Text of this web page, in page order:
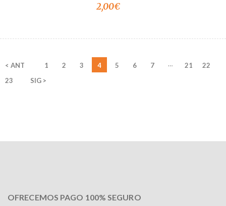
2,00€
< ANT 1 2 3 4 5 6 7 … 21
22
23
SIG >
OFRECEMOS PAGO 100% SEGURO